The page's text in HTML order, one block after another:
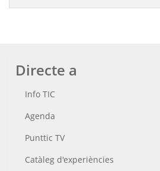
Directe a
Info TIC
Agenda
Punttic TV
Catàleg d'experiències